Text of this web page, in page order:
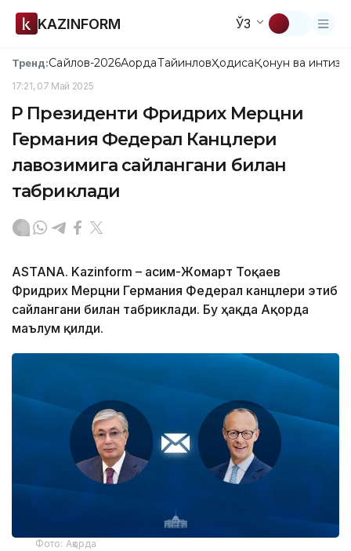
KAZINFORM ЎЗ
Тренд:Сайлов-2026АқордаТайинловҲодисаҚонун ва
17:21, 07 Май 2025
ҚР Президенти Фридрих Мерцни
Германия Федерал Канцлери
лавозимига сайлангани билан
табриклади
ASTANA. Kazinform – Қасим-Жомарт Тоқаев
Фридрих Мерцни Германия Федерал канцлери этиб
сайлангани билан табриклади. Бу ҳақда Ақорда
маълум қилди.
Фото: Ақорда